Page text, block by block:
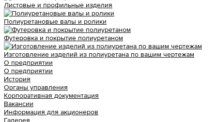
Листовые и профильные изделия
Полиуретановые валы и ролики
Футеровка и покрытие полиуретаном
Изготовление изделий из полиуретана по вашим чертежам
О предприятии
О предприятии
История
Органы управления
Корпоративная документация
Вакансии
Информация для акционеров
Галерея